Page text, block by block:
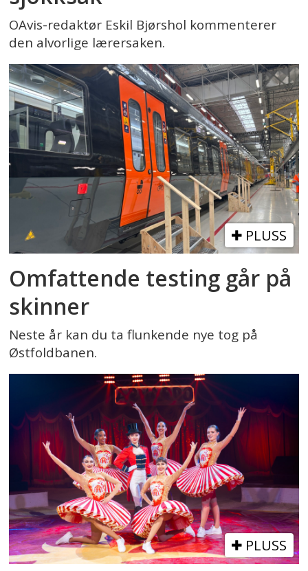
OAvis-redaktør Eskil Bjørshol kommenterer
den alvorlige lærersaken.
PLUSS
Omfattende testing går på
skinner
Neste år kan du ta flunkende nye tog på
Østfoldbanen.
PLUSS